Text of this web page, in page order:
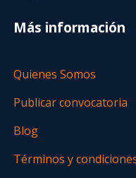
Más información
Quienes Somos
Publicar convocatoria
Blog
Términos y